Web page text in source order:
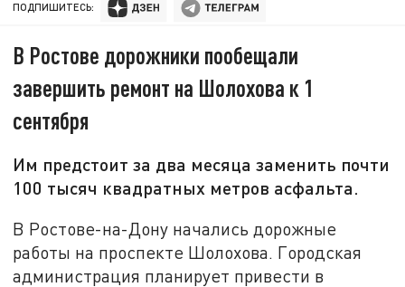
ПОДПИШИТЕСЬ:
В Ростове дорожники пообещали
завершить ремонт на Шолохова к 1
сентября
Им предстоит за два месяца заменить почти
100 тысяч квадратных метров асфальта.
В Ростове-на-Дону начались дорожные
работы на проспекте Шолохова. Городская
администрация планирует привести в